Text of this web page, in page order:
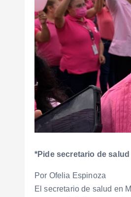
*Pide secretario de
Por Ofelia Espinoza
El secretario de salud en